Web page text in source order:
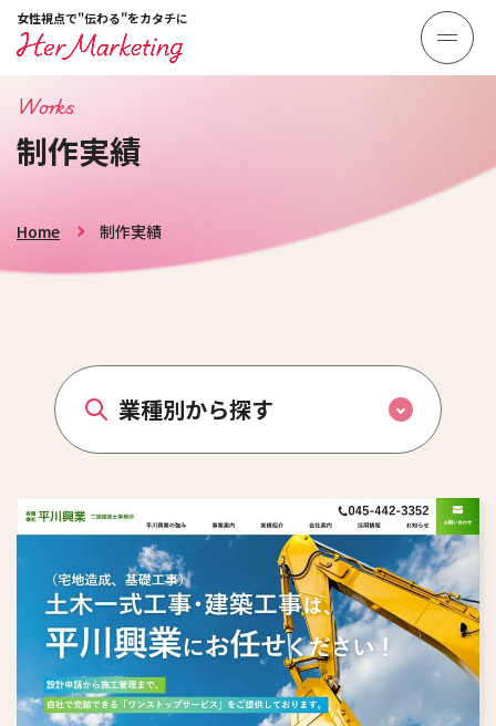
女性視点で"伝わる"をカタチに
Works
制作実績
Home 制作実績
業種別から探す
すべて エステサロン
メーカー・製造業 IT企業
食品・飲食店 協会・団体
フィットネスジム ウェディング